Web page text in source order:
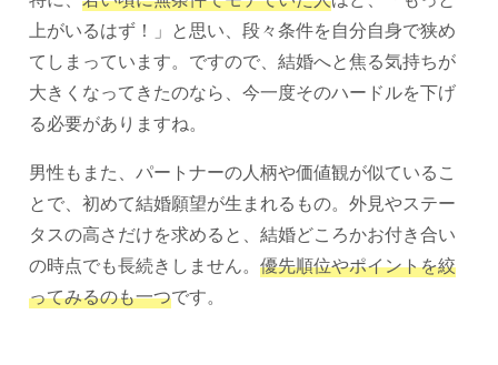
上がいるはず！」と思い、段々条件を自分自身で狭め
てしまっています。ですので、結婚へと焦る気持ちが
大きくなってきたのなら、今一度そのハードルを下げ
る必要がありますね。
男性もまた、パートナーの人柄や価値観が似ているこ
とで、初めて結婚願望が生まれるもの。外見やステー
タスの高さだけを求めると、結婚どころかお付き合い
の時点でも長続きしません。 優先順位やポイントを絞
ってみるのも一つです。